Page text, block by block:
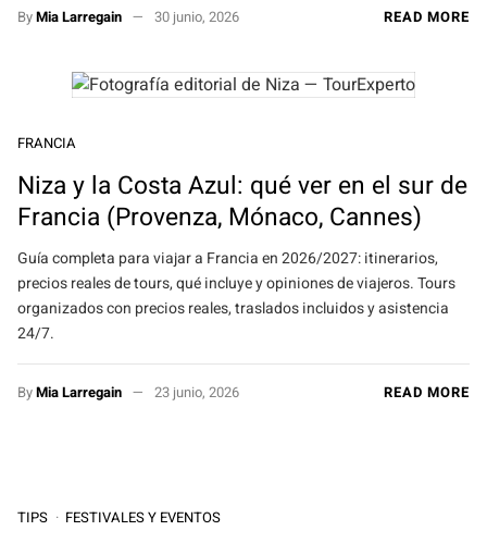
ByMia Larregain 30 junio, 2026 READ MORE
FRANCIA
Niza y la Costa Azul: qué ver en el sur de
Francia (Provenza, Mónaco, Cannes)
Guía completa para viajar a Francia en 2026/2027: itinerarios,
precios reales de tours, qué incluye y opiniones de viajeros. Tours
organizados con precios reales, traslados incluidos y asistencia
24/7.
ByMia Larregain 23 junio, 2026 READ MORE
TIPS FESTIVALES Y EVENTOS